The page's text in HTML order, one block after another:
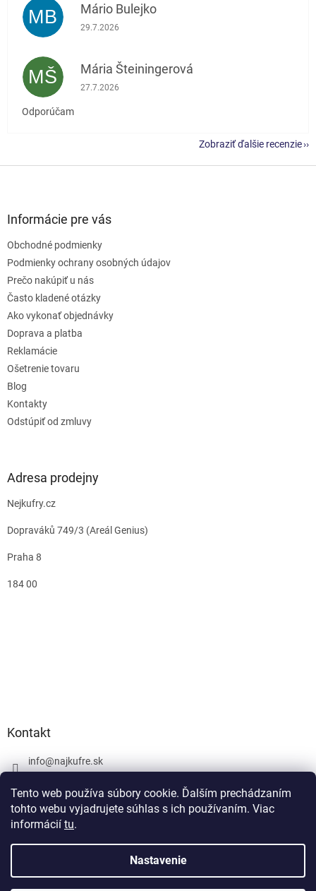
Tento web používa súbory cookie. Ďalším prechádzaním
tohto webu vyjadrujete súhlas s ich používaním. Viac
informácií tu.
Nastavenie
MB Mário Bulejko
Hodnotenie obchodu je 5 z 5 hviezdičiek.
29.7.2026
MŠ Mária Šteiningerová
Hodnotenie obchodu je 5 z 5 hviezdičiek.
27.7.2026
Odporúčam
Zobraziť ďalšie recenzie
Informácie pre vás
Obchodné podmienky
Podmienky ochrany osobných údajov
Prečo nakúpiť u nás
Často kladené otázky
Ako vykonať objednávky
Doprava a platba
Reklamácie
Ošetrenie tovaru
Blog
Kontakty
Odstúpiť od zmluvy
Adresa prodejny
Nejkufry.cz
Dopraváků 749/3 (Areál Genius)
Praha 8
184 00
Kontakt
info@najkufre.sk
Facebook
Vytvoril Shoptet